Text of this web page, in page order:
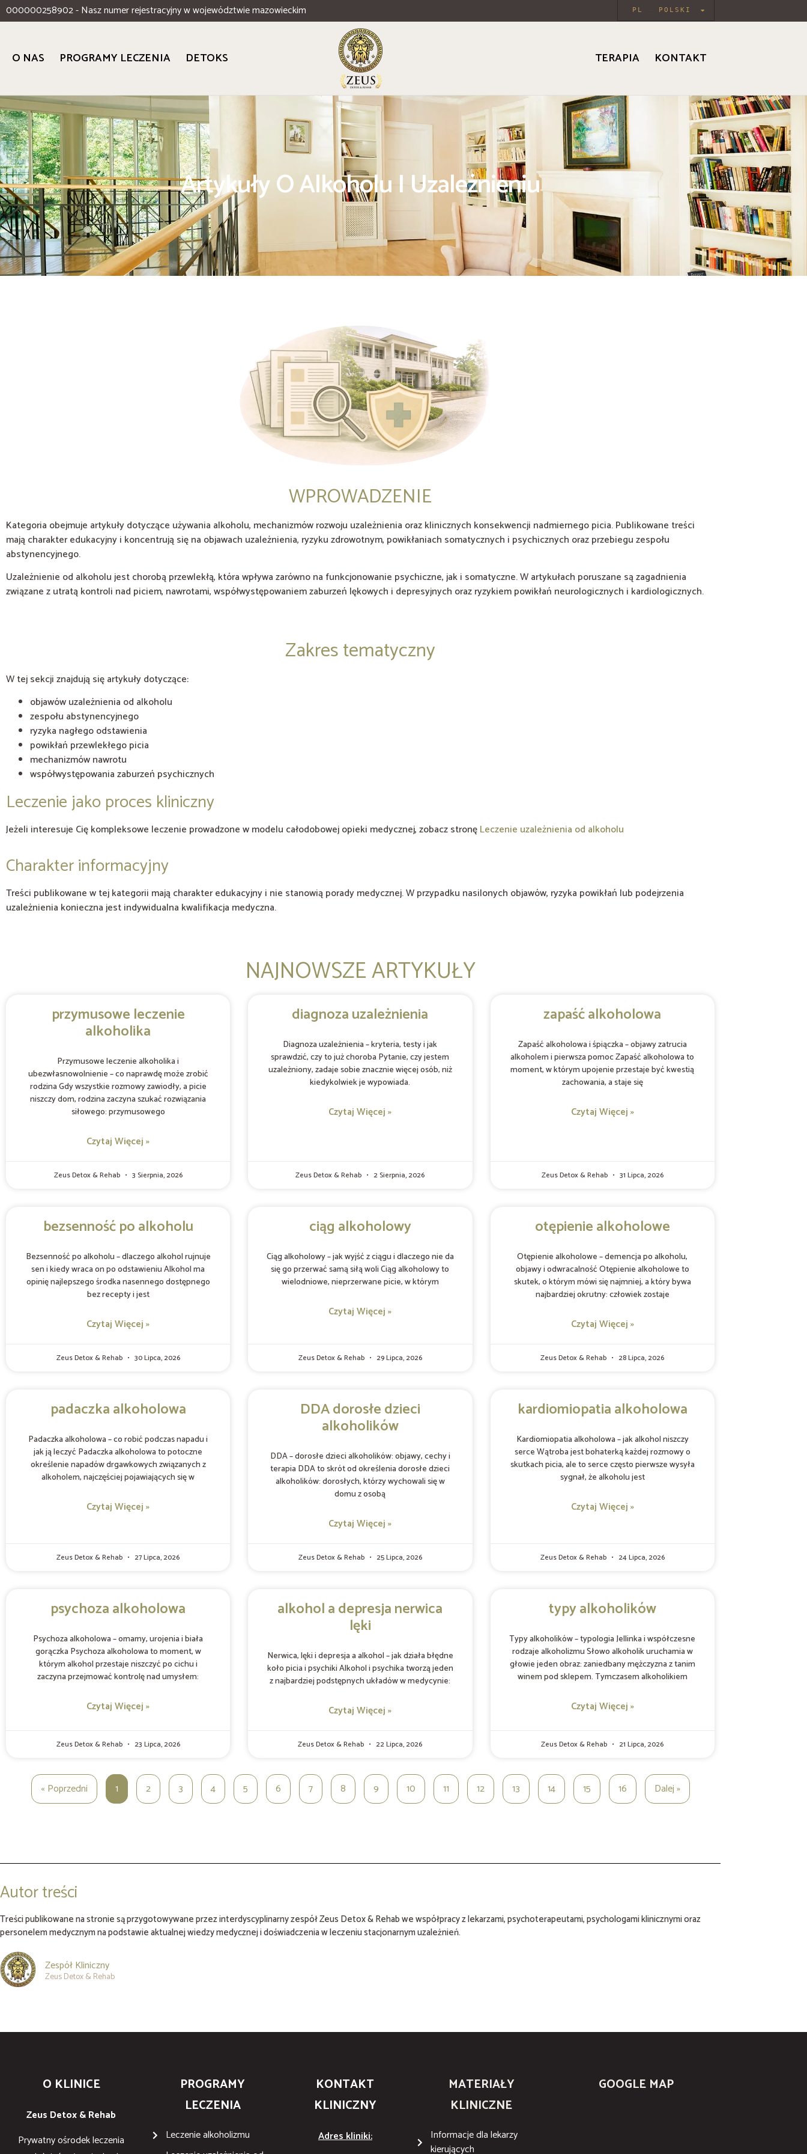
000000258902 - Nasz numer rejestracyjny w województwie mazowieckim POLSKI
PL
O NAS PROGRAMY LECZENIA DETOKS TERAPIA KONTAKT
Artykuły O Alkoholu I Uzależnieniu
WPROWADZENIE
Kategoria obejmuje artykuły dotyczące używania alkoholu, mechanizmów rozwoju uzależnienia oraz klinicznych konsekwencji nadmiernego picia. Publikowane treści
mają charakter edukacyjny i koncentrują się na objawach uzależnienia, ryzyku zdrowotnym, powikłaniach somatycznych i psychicznych oraz przebiegu zespołu
abstynencyjnego.
Uzależnienie od alkoholu jest chorobą przewlekłą, która wpływa zarówno na funkcjonowanie psychiczne, jak i somatyczne. W artykułach poruszane są zagadnienia
związane z utratą kontroli nad piciem, nawrotami, współwystępowaniem zaburzeń lękowych i depresyjnych oraz ryzykiem powikłań neurologicznych i kardiologicznych.
Zakres tematyczny
W tej sekcji znajdują się artykuły dotyczące:
objawów uzależnienia od alkoholu
zespołu abstynencyjnego
ryzyka nagłego odstawienia
powikłań przewlekłego picia
mechanizmów nawrotu
współwystępowania zaburzeń psychicznych
Leczenie jako proces kliniczny
Jeżeli interesuje Cię kompleksowe leczenie prowadzone w modelu całodobowej opieki medycznej, zobacz stronęLeczenie uzależnienia od alkoholu
Charakter informacyjny
Treści publikowane w tej kategorii mają charakter edukacyjny i nie stanowią porady medycznej. W przypadku nasilonych objawów, ryzyka powikłań lub podejrzenia
uzależnienia konieczna jest indywidualna kwalifikacja medyczna.
NAJNOWSZE ARTYKUŁY
przymusowe leczenie
alkoholika
Przymusowe leczenie alkoholika i
ubezwłasnowolnienie – co naprawdę może zrobić
rodzina Gdy wszystkie rozmowy zawiodły, a picie
niszczy dom, rodzina zaczyna szukać rozwiązania
siłowego: przymusowego
Czytaj Więcej »
Zeus Detox & Rehab 3 Sierpnia, 2026
diagnoza uzależnienia
Diagnoza uzależnienia – kryteria, testy i jak
sprawdzić, czy to już choroba Pytanie, czy jestem
uzależniony, zadaje sobie znacznie więcej osób, niż
kiedykolwiek je wypowiada.
Czytaj Więcej »
Zeus Detox & Rehab 2 Sierpnia, 2026
zapaść alkoholowa
Zapaść alkoholowa i śpiączka – objawy zatrucia
alkoholem i pierwsza pomoc Zapaść alkoholowa to
moment, w którym upojenie przestaje być kwestią
zachowania, a staje się
Czytaj Więcej »
Zeus Detox & Rehab 31 Lipca, 2026
bezsenność po alkoholu
Bezsenność po alkoholu – dlaczego alkohol rujnuje
sen i kiedy wraca on po odstawieniu Alkohol ma
opinię najlepszego środka nasennego dostępnego
bez recepty i jest
Czytaj Więcej »
Zeus Detox & Rehab 30 Lipca, 2026
ciąg alkoholowy
Ciąg alkoholowy – jak wyjść z ciągu i dlaczego nie da
się go przerwać samą siłą woli Ciąg alkoholowy to
wielodniowe, nieprzerwane picie, w którym
Czytaj Więcej »
Zeus Detox & Rehab 29 Lipca, 2026
otępienie alkoholowe
Otępienie alkoholowe – demencja po alkoholu,
objawy i odwracalność Otępienie alkoholowe to
skutek, o którym mówi się najmniej, a który bywa
najbardziej okrutny: człowiek zostaje
Czytaj Więcej »
Zeus Detox & Rehab 28 Lipca, 2026
padaczka alkoholowa
Padaczka alkoholowa – co robić podczas napadu i
jak ją leczyć Padaczka alkoholowa to potoczne
określenie napadów drgawkowych związanych z
alkoholem, najczęściej pojawiających się w
Czytaj Więcej »
Zeus Detox & Rehab 27 Lipca, 2026
DDA dorosłe dzieci
alkoholików
DDA – dorosłe dzieci alkoholików: objawy, cechy i
terapia DDA to skrót od określenia dorosłe dzieci
alkoholików: dorosłych, którzy wychowali się w
domu z osobą
Czytaj Więcej »
Zeus Detox & Rehab 25 Lipca, 2026
kardiomiopatia alkoholowa
Kardiomiopatia alkoholowa – jak alkohol niszczy
serce Wątroba jest bohaterką każdej rozmowy o
skutkach picia, ale to serce często pierwsze wysyła
sygnał, że alkoholu jest
Czytaj Więcej »
Zeus Detox & Rehab 24 Lipca, 2026
psychoza alkoholowa
Psychoza alkoholowa – omamy, urojenia i biała
gorączka Psychoza alkoholowa to moment, w
którym alkohol przestaje niszczyć po cichu i
zaczyna przejmować kontrolę nad umysłem:
Czytaj Więcej »
Zeus Detox & Rehab 23 Lipca, 2026
alkohol a depresja nerwica
lęki
Nerwica, lęki i depresja a alkohol – jak działa błędne
koło picia i psychiki Alkohol i psychika tworzą jeden
z najbardziej podstępnych układów w medycynie:
Czytaj Więcej »
Zeus Detox & Rehab 22 Lipca, 2026
typy alkoholików
Typy alkoholików – typologia Jellinka i współczesne
rodzaje alkoholizmu Słowo alkoholik uruchamia w
głowie jeden obraz: zaniedbany mężczyzna z tanim
winem pod sklepem. Tymczasem alkoholikiem
Czytaj Więcej »
Zeus Detox & Rehab 21 Lipca, 2026
« Poprzedni 1 2 3 4 5 6 7 8 9 10 11 12 13 14 15 16 Dalej »
Autor treści
Treści publikowane na stronie są przygotowywane przez interdyscyplinarny zespół Zeus Detox & Rehab we współpracy z lekarzami, psychoterapeutami, psychologami klinicznymi oraz
personelem medycznym na podstawie aktualnej wiedzy medycznej i doświadczenia w leczeniu stacjonarnym uzależnień.
Zespół Kliniczny
Zeus Detox & Rehab
O KLINICE
Zeus Detox & Rehab
Prywatny ośrodek leczenia
PROGRAMY
LECZENIA
Leczenie alkoholizmu
KONTAKT
KLINICZNY
Adres kliniki:
MATERIAŁY
KLINICZNE
Informacje dla lekarzy
kierujących
GOOGLE MAP